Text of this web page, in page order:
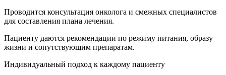
Проводится консультация онколога и смежных специалистов
для составления плана лечения.
Пациенту даются рекомендации по режиму питания, образу
жизни и сопутствующим препаратам.
Индивидуальный подход к каждому пациенту